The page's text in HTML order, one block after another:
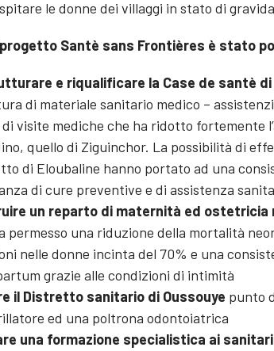
le donne dei villaggi in stato di
progetto Santè sans Frontières è stato
e riqualificare la Case de santè
di materiale sanitario medico –
di visite mediche che ha ridotto fortemente
quello di Ziguinchor. La possibilità di
di Eloubaline hanno portato ad una
di cure preventive e di assistenza
un reparto di maternità ed ostetricia
permesso una riduzione della mortalità
nelle donne incinta del 70% e una
grazie alle condizioni di intimità
il Distretto sanitario di Oussouye punto
ed una poltrona odontoiatrica
una formazione specialistica ai